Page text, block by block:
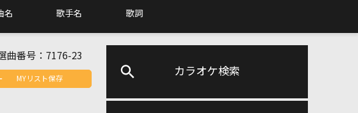
名 歌手名 歌詞
カラオケ検索
曲番号： 7176-23
MYリスト保存